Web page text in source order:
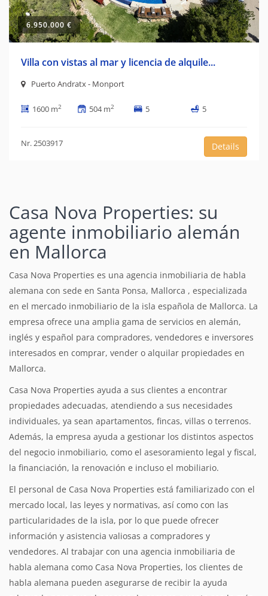
6.950.000 €
Villa con vistas al mar y licencia de alquile...
Puerto Andratx - Monport
1600 m2 504 m2 5 5
Nr. 2503917 Details
Casa Nova Properties: su
agente inmobiliario alemán
en Mallorca
Casa Nova Properties es una agencia inmobiliaria de habla
alemana con sede en Santa Ponsa, Mallorca , especializada
en el mercado inmobiliario de la isla española de Mallorca. La
empresa ofrece una amplia gama de servicios en alemán,
inglés y español para compradores, vendedores e inversores
interesados en comprar, vender o alquilar propiedades en
Mallorca.
Casa Nova Properties ayuda a sus clientes a encontrar
propiedades adecuadas, atendiendo a sus necesidades
individuales, ya sean apartamentos, fincas, villas o terrenos.
Además, la empresa ayuda a gestionar los distintos aspectos
del negocio inmobiliario, como el asesoramiento legal y fiscal,
la financiación, la renovación e incluso el mobiliario.
El personal de Casa Nova Properties está familiarizado con el
mercado local, las leyes y normativas, así como con las
particularidades de la isla, por lo que puede ofrecer
información y asistencia valiosas a compradores y
vendedores. Al trabajar con una agencia inmobiliaria de
habla alemana como Casa Nova Properties, los clientes de
habla alemana pueden asegurarse de recibir la ayuda